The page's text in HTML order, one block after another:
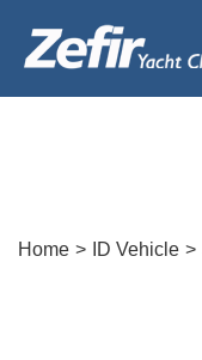
Home > ID Vehicle >